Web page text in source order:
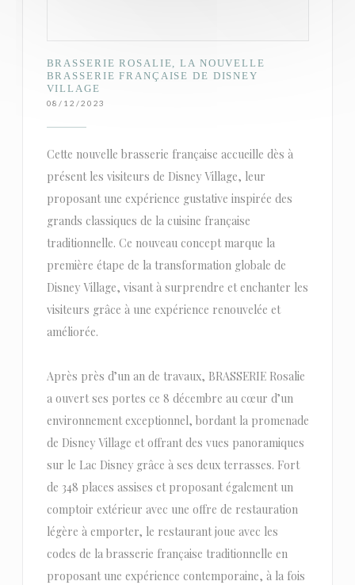
BRASSERIE ROSALIE, LA NOUVELLE
BRASSERIE FRANÇAISE DE DISNEY
VILLAGE
08/12/2023
Cette nouvelle brasserie française accueille dès à
présent les visiteurs de Disney Village, leur
proposant une expérience gustative inspirée des
grands classiques de la cuisine française
traditionnelle. Ce nouveau concept marque la
première étape de la transformation globale de
Disney Village, visant à surprendre et enchanter les
visiteurs grâce à une expérience renouvelée et
améliorée.
Après près d’un an de travaux, BRASSERIE Rosalie
a ouvert ses portes ce 8 décembre au cœur d’un
environnement exceptionnel, bordant la promenade
de Disney Village et offrant des vues panoramiques
sur le Lac Disney grâce à ses deux terrasses. Fort
de 348 places assises et proposant également un
comptoir extérieur avec une offre de restauration
légère à emporter, le restaurant joue avec les
codes de la brasserie française traditionnelle en
proposant une expérience contemporaine, à la fois